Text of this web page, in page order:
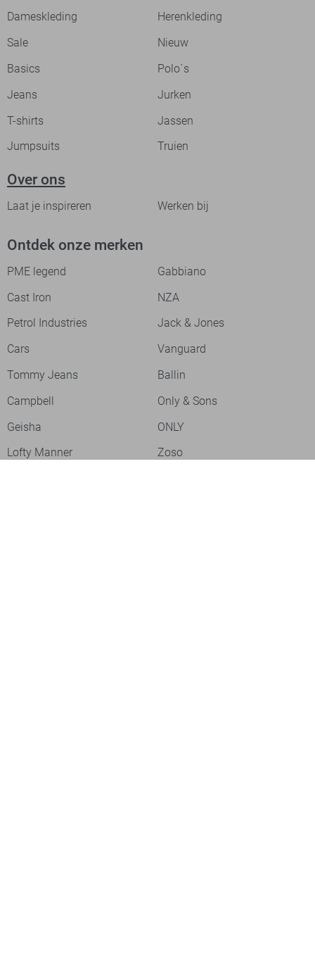
Dameskleding
Herenkleding
Sale
Nieuw
Basics
Polo`s
Jeans
Jurken
T-shirts
Jassen
Jumpsuits
Truien
Over ons
Laat je inspireren Werken bij
Ontdek onze merken
PME legend
Gabbiano
Cast Iron
NZA
Petrol Industries
Jack & Jones
Cars
Vanguard
Tommy Jeans
Ballin
Campbell
Only & Sons
Geisha
ONLY
Lofty Manner
Zoso